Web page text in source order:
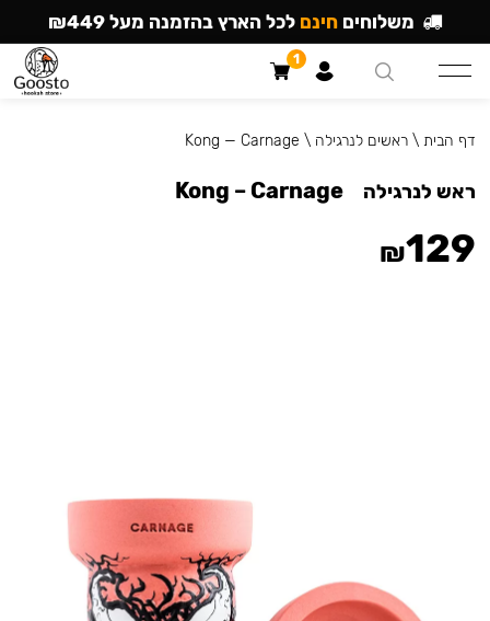
דף הבית \ראשים לנרגילה \
Kong — Carnage
ראש לנרגילה Kong – Carnage
₪129
משלוחים חינם לכל הארץ בהזמנה מעל ₪449
1